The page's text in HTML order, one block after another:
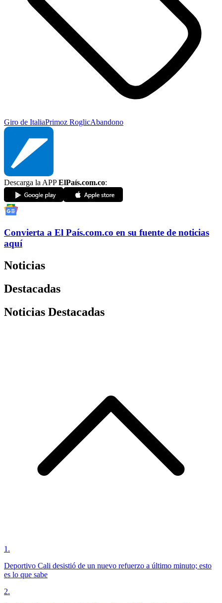
Giro de ItaliaPrimoz RoglicAbandono
Descarga la APPElPaís.com.co:
Convierta a El País.com.co en su fuente de noticias
aquí
Noticias
Destacadas
Noticias Destacadas
1 .
Deportivo Cali desistió de un nuevo refuerzo a último minuto; esto
es lo que sabe
2.